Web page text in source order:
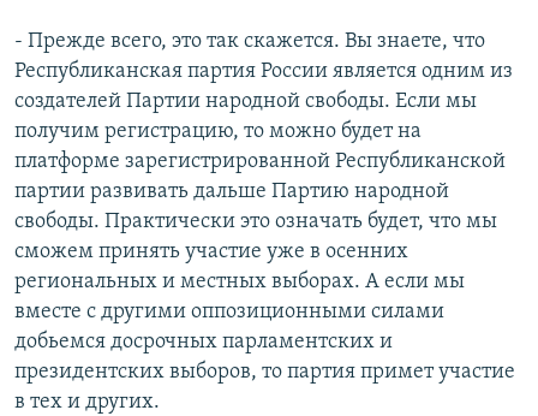
- Прежде всего, это так скажется. Вы знаете, что
Республиканская партия России является одним из
создателей Партии народной свободы. Если мы
получим регистрацию, то можно будет на
платформе зарегистрированной Республиканской
партии развивать дальше Партию народной
свободы. Практически это означать будет, что мы
сможем принять участие уже в осенних
региональных и местных выборах. А если мы
вместе с другими оппозиционными силами
добьемся досрочных парламентских и
президентских выборов, то партия примет участие
в тех и других.